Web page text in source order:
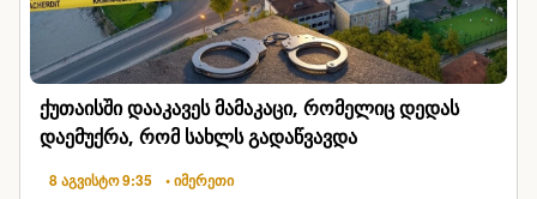
ქუთაისში დააკავეს მამაკაცი, რომელიც დედას
დაემუქრა, რომ სახლს გადაწვავდა
8 აგვისტო 9:35 • იმერეთი